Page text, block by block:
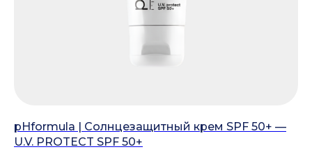
pHformula | Солнцезащитный крем SPF 50+ —
U.V. PROTECT SPF 50+